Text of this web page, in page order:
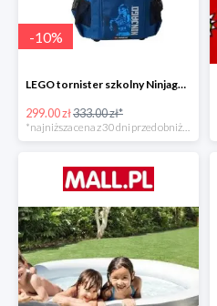
-10%
LEGO tornister szkolny Ninjago JAY of Lightning Easy
299.00 zł333.00 zł*